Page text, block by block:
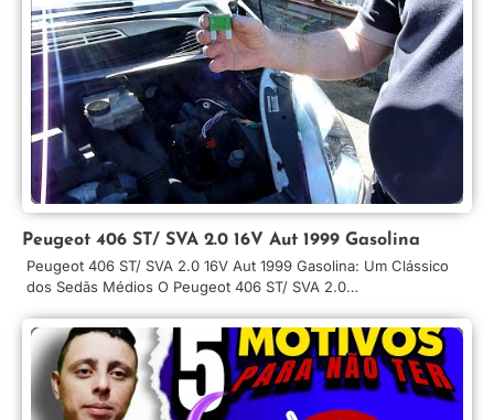
Peugeot 406 ST/ SVA 2.0 16V Aut 1999 Gasolina
Peugeot 406 ST/ SVA 2.0 16V Aut 1999 Gasolina: Um Clássico
dos Sedãs Médios O Peugeot 406 ST/ SVA 2.0…